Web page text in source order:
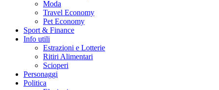
Moda
Travel Economy
Pet Economy
Sport & Finance
Info utili
Estrazioni e Lotterie
Ritiri Alimentari
Scioperi
Personaggi
Politica